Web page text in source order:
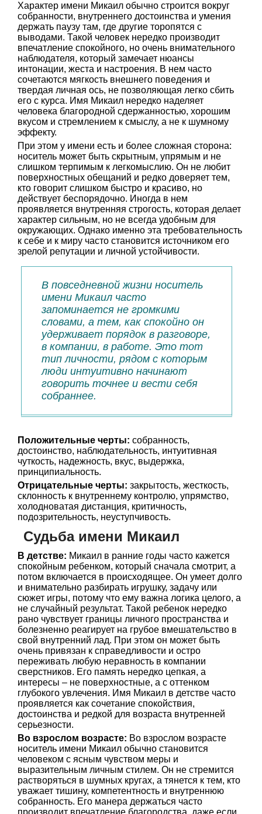
Характер имени Микаил обычно строится вокруг
собранности, внутреннего достоинства и умения
держать паузу там, где другие торопятся с
выводами. Такой человек нередко производит
впечатление спокойного, но очень внимательного
наблюдателя, который замечает нюансы
интонации, жеста и настроения. В нем часто
сочетаются мягкость внешнего поведения и
твердая личная ось, не позволяющая легко сбить
его с курса. Имя Микаил нередко наделяет
человека благородной сдержанностью, хорошим
вкусом и стремлением к смыслу, а не к шумному
эффекту.
При этом у имени есть и более сложная сторона:
носитель может быть скрытным, упрямым и не
слишком терпимым к легкомыслию. Он не любит
поверхностных обещаний и редко доверяет тем,
кто говорит слишком быстро и красиво, но
действует беспорядочно. Иногда в нем
проявляется внутренняя строгость, которая делает
характер сильным, но не всегда удобным для
окружающих. Однако именно эта требовательность
к себе и к миру часто становится источником его
зрелой репутации и личной устойчивости.
В повседневной жизни носитель
имени Микаил часто
запоминается не громкими
словами, а тем, как спокойно он
удерживает порядок в разговоре,
в компании, в работе. Это тот
тип личности, рядом с которым
люди интуитивно начинают
говорить точнее и вести себя
собраннее.
Положительные черты: собранность,
достоинство, наблюдательность, интуитивная
чуткость, надежность, вкус, выдержка,
принципиальность.
Отрицательные черты: закрытость, жесткость,
склонность к внутреннему контролю, упрямство,
холодноватая дистанция, критичность,
подозрительность, неуступчивость.
Судьба имени Микаил
В детстве: Микаил в ранние годы часто кажется
спокойным ребенком, который сначала смотрит, а
потом включается в происходящее. Он умеет долго
и внимательно разбирать игрушку, задачу или
сюжет игры, потому что ему важна логика целого, а
не случайный результат. Такой ребенок нередко
рано чувствует границы личного пространства и
болезненно реагирует на грубое вмешательство в
свой внутренний лад. При этом он может быть
очень привязан к справедливости и остро
переживать любую неравность в компании
сверстников. Его память нередко цепкая, а
интересы – не поверхностные, а с оттенком
глубокого увлечения. Имя Микаил в детстве часто
проявляется как сочетание спокойствия,
достоинства и редкой для возраста внутренней
серьезности.
Во взрослом возрасте: Во взрослом возрасте
носитель имени Микаил обычно становится
человеком с ясным чувством меры и
выразительным личным стилем. Он не стремится
растворяться в шумных кругах, а тянется к тем, кто
уважает тишину, компетентность и внутреннюю
собранность. Его манера держаться часто
производит впечатление благородства, даже если